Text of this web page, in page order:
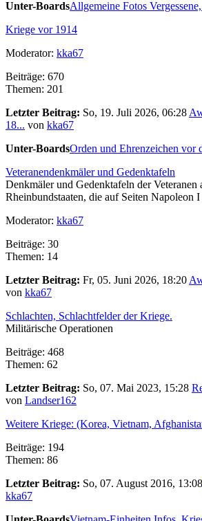
Unter-BoardsAllgemeine Fotos
Kriege vor 1914
Moderator: kka67
Beiträge: 670
Themen: 201
Letzter Beitrag: So, 19. Juli 2026, 06:28
18... von kka67
Unter-BoardsOrden und Ehrenzeichen vor
Veteranendenkmäler und Gedenktafeln
Denkmäler und Gedenktafeln der Veteranen
Rheinbundstaaten, die auf Seiten Napoleon
Moderator: kka67
Beiträge: 30
Themen: 14
Letzter Beitrag: Fr, 05. Juni 2026, 18:20
von kka67
Schlachten, Schlachtfelder der Kriege.
Militärische Operationen
Beiträge: 468
Themen: 62
Letzter Beitrag: So, 07. Mai 2023, 15:28
von Landser162
Weitere Kriege: (Korea, Vietnam,
Beiträge: 194
Themen: 86
Letzter Beitrag: So, 07. August 2016, 13:08
kka67